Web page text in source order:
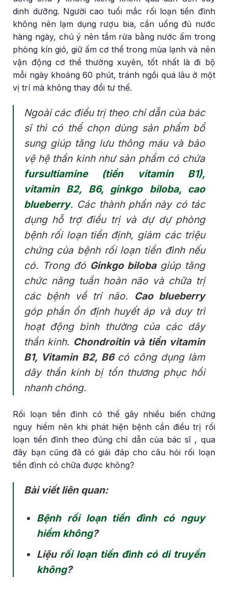
dinh dưỡng. Người cao tuổi mắc rối loạn tiền đình
không nên lạm dụng rượu bia, cần uống đủ nước
hàng ngày, chú ý nên tắm rửa bằng nước ấm trong
phòng kín gió, giữ ấm cơ thể trong mùa lạnh và nên
vận động cơ thể thường xuyên, tốt nhất là đi bộ
mỗi ngày khoảng 60 phút, tránh ngồi quá lâu ở một
vị trí mà không thay đổi tư thế.
Ngoài các điều trị theo chỉ dẫn của bác
sĩ thì có thể chọn dùng sản phẩm bổ
sung giúp tăng lưu thông máu và bảo
vệ hệ thần kinh như sản phẩm có chứa
fursultiamine (tiền vitamin B1),
vitamin B2, B6, ginkgo biloba, cao
blueberry. Các thành phần này có tác
dụng hỗ trợ điều trị và dự dự phòng
bệnh rối loạn tiền định, giảm các triệu
chứng của bệnh rối loạn tiền đình nếu
có. Trong đó Ginkgo bilobagiúp tăng
chức năng tuần hoàn não và chữa trị
các bệnh về trí não.
Cao blueberry
góp phần ổn định huyết áp và duy trì
hoạt động bình thường của các dây
thần kinh. Chondroitin và tiền vitamin
B1, Vitamin B2, B6có công dụng làm
dây thần kinh bị tổn thương phục hồi
nhanh chóng.
Rối loạn tiền đình có thể gây nhiều biến chứng
nguy hiểm nên khi phát hiện bệnh cần điều trị rối
loạn tiền đình theo đúng chỉ dẫn của bác sĩ , qua
đây bạn cũng đã có giải đáp cho câu hỏi rối loạn
tiền đình có chữa được không?
Bài viết liên quan:
Bệnh rối loạn tiền đình có nguy
hiểm không?
Liệu rối loạn tiền đình có di truyền
không?